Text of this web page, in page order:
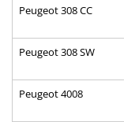
Peugeot 308 CC
Peugeot 308 SW
Peugeot 4008